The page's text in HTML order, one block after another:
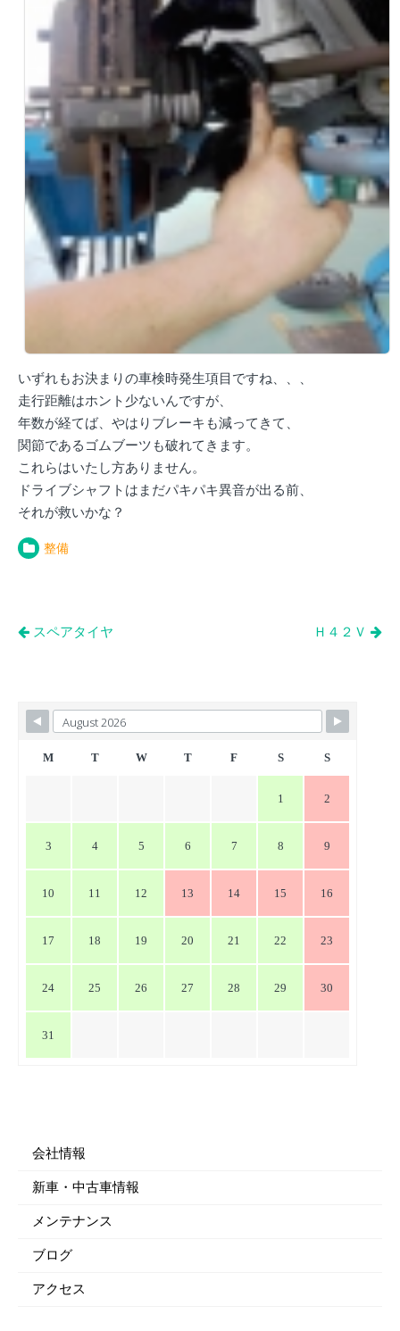
いずれもお決まりの車検時発生項目ですね、、、
走行距離はホント少ないんですが、
年数が経てば、やはりブレーキも減ってきて、
関節であるゴムブーツも破れてきます。
これらはいたし方ありません。
ドライブシャフトはまだパキパキ異音が出る前、
それが救いかな？
整備
投
ビ
ゲ
スペアタイヤ Ｈ４２Ｖ
M T W T F S S
1 2
3 4 5 6 7 8 9
10 11 12 13 14 15 16
17 18 19 20 21 22 23
24 25 26 27 28 29 30
31
会社情報
新車・中古車情報
メンテナンス
ブログ
アクセス